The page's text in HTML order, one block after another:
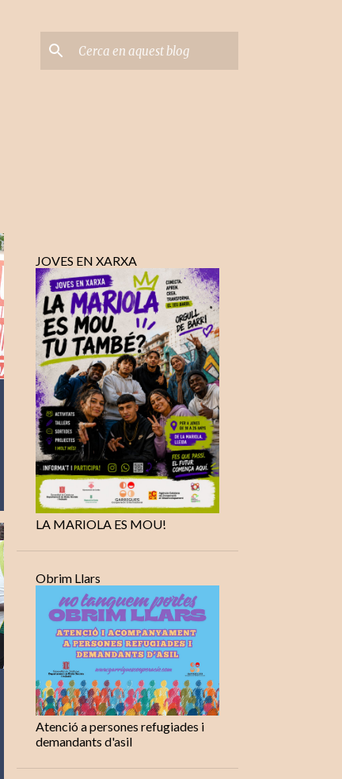
JOVES EN XARXA
LA MARIOLA ES MOU!
Obrim Llars
Atenció a persones refugiades i
demandants d'asil